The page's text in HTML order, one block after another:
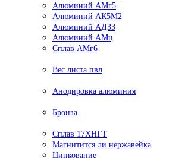
Алюминий АМг5
Алюминий АК5М2
Алюминий АД33
Алюминий АМц
Сплав АМг6
Вес листа пвл
Анодировка алюминия
Бронза
Сплав 17ХНГТ
Магнитится ли нержавейка
Цинкование